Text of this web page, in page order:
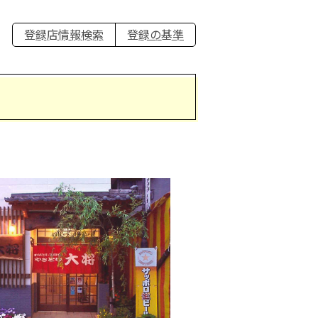
登録店情報検索 登録の基準